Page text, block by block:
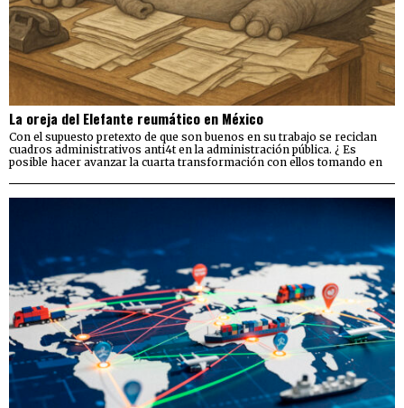
La oreja del Elefante reumático en México
Con el supuesto pretexto de que son buenos en su trabajo se reciclan
cuadros administrativos anti4t en la administración pública. ¿ Es
posible hacer avanzar la cuarta transformación con ellos tomando en